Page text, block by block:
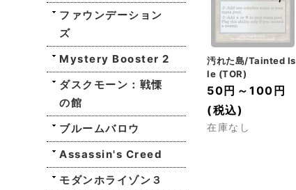
ファウンデーション
ズ
Mystery Booster 2
ダスクモーン：戦慄
の館
ブルームバロウ
Assassin's Creed
モダンホライゾン３
汚れた島/Tainted Is
le (TOR)
50円 ～ 100円
(税込)
在庫なし